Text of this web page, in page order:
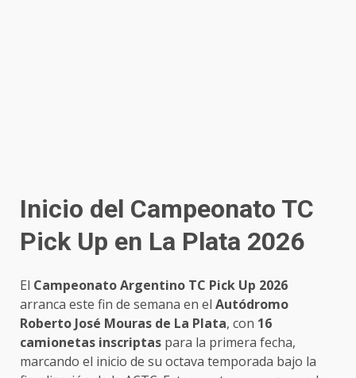
Inicio del Campeonato TC
Pick Up en La Plata 2026
El Campeonato Argentino TC Pick Up 2026
arranca este fin de semana en el Autódromo
Roberto José Mouras de La Plata, con 16
camionetas inscriptas para la primera fecha,
marcando el inicio de su octava temporada bajo la